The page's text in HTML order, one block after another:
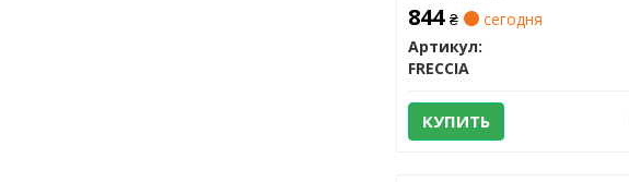
844 ₴
сегодня
Артикул:
FRECCIA
КУПИТЬ